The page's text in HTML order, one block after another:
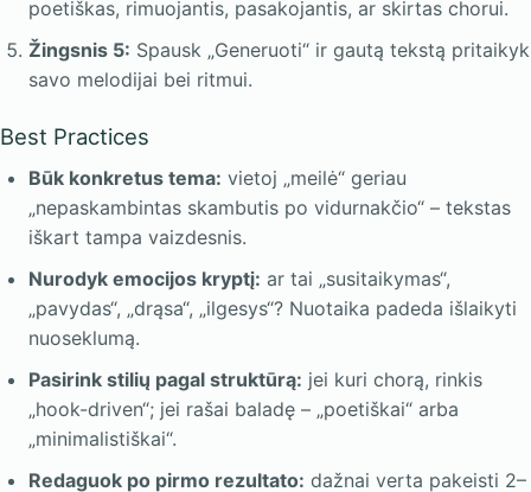
poetiškas, rimuojantis, pasakojantis, ar skirtas chorui.
Žingsnis 5: Spausk „Generuoti“ ir gautą tekstą pritaikyk
savo melodijai bei ritmui.
Best Practices
Būk konkretus tema: vietoj „meilė“ geriau
„nepaskambintas skambutis po vidurnakčio“ – tekstas
iškart tampa vaizdesnis.
Nurodyk emocijos kryptį: ar tai „susitaikymas“,
„pavydas“, „drąsa“, „ilgesys“? Nuotaika padeda išlaikyti
nuoseklumą.
Pasirink stilių pagal struktūrą: jei kuri chorą, rinkis
„hook-driven“; jei rašai baladę – „poetiškai“ arba
„minimalistiškai“.
Redaguok po pirmo rezultato: dažnai verta pakeisti 2–